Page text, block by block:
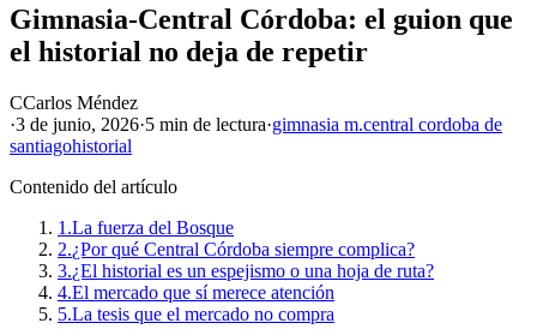
Gimnasia-Central Córdoba: el guion que
el historial no deja de repetir
CCarlos Méndez
·3 de junio, 2026·5 min de lectura·gimnasia m.central cordoba de
santiagohistorial
Contenido del artículo
1.La fuerza del Bosque
2.¿Por qué Central Córdoba siempre complica?
3.¿El historial es un espejismo o una hoja de ruta?
4.El mercado que sí merece atención
5.La tesis que el mercado no compra